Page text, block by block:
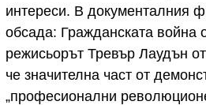
интереси. В документалния
обсада: Гражданската война
режисьорът Тревър Лаудън
че значителна част от
„професионални